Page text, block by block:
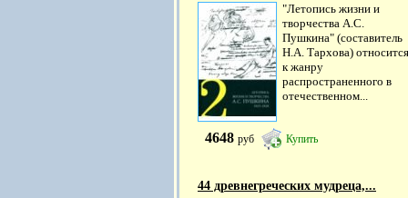
"Летопись жизни и
творчества А.С.
Пушкина" (составитель
Н.А. Тархова) относится
к жанру
распространенного в
отечественном...
4648 руб Купить
44 древнегреческих мудреца,...